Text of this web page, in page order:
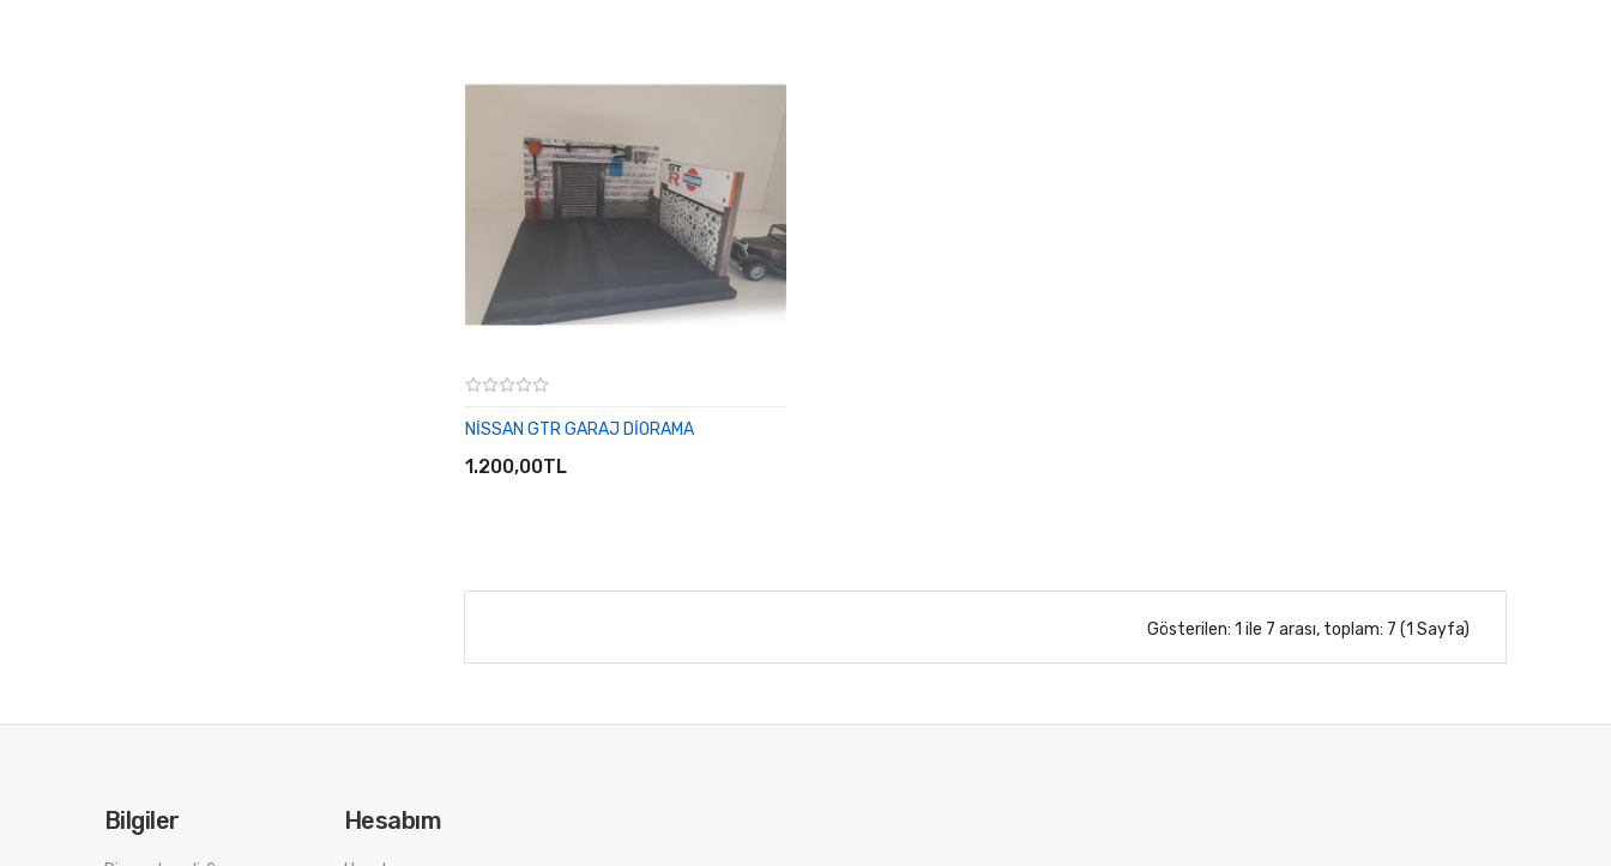
NİSSAN GTR GARAJ DİORAMA
1.200,00TL
Gösterilen: 1 ile 7 arası, toplam: 7 (1 Sayfa)
Bilgiler Hesabım